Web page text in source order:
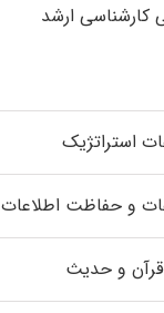
کارشناسی ارشد
استراتژیک
و حفاظت اطلاعات
قرآن و حدیث